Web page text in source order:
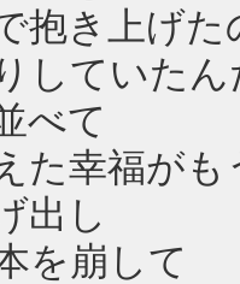
抱き上げた
していた
べて
た幸福が
出し
を崩して